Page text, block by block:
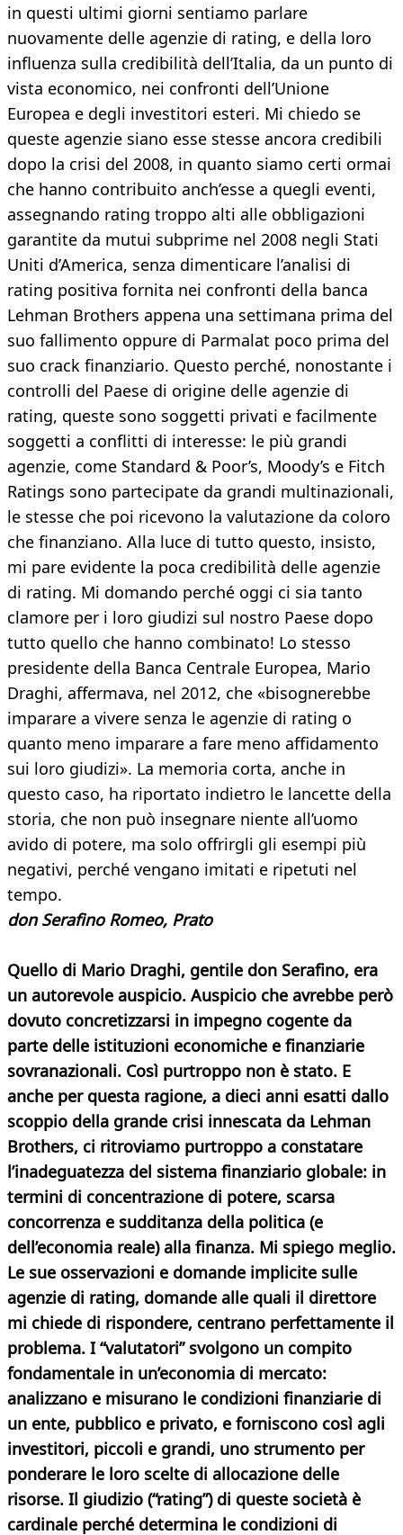
in questi ultimi giorni sentiamo parlare
nuovamente delle agenzie di rating, e della loro
influenza sulla credibilità dell’Italia, da un punto di
vista economico, nei confronti dell’Unione
Europea e degli investitori esteri. Mi chiedo se
queste agenzie siano esse stesse ancora credibili
dopo la crisi del 2008, in quanto siamo certi ormai
che hanno contribuito anch’esse a quegli eventi,
assegnando rating troppo alti alle obbligazioni
garantite da mutui subprime nel 2008 negli Stati
Uniti d’America, senza dimenticare l’analisi di
rating positiva fornita nei confronti della banca
Lehman Brothers appena una settimana prima del
suo fallimento oppure di Parmalat poco prima del
suo crack finanziario. Questo perché, nonostante i
controlli del Paese di origine delle agenzie di
rating, queste sono soggetti privati e facilmente
soggetti a conflitti di interesse: le più grandi
agenzie, come Standard & Poor’s, Moody’s e Fitch
Ratings sono partecipate da grandi multinazionali,
le stesse che poi ricevono la valutazione da coloro
che finanziano. Alla luce di tutto questo, insisto,
mi pare evidente la poca credibilità delle agenzie
di rating. Mi domando perché oggi ci sia tanto
clamore per i loro giudizi sul nostro Paese dopo
tutto quello che hanno combinato! Lo stesso
presidente della Banca Centrale Europea, Mario
Draghi, affermava, nel 2012, che «bisognerebbe
imparare a vivere senza le agenzie di rating o
quanto meno imparare a fare meno affidamento
sui loro giudizi». La memoria corta, anche in
questo caso, ha riportato indietro le lancette della
storia, che non può insegnare niente all’uomo
avido di potere, ma solo offrirgli gli esempi più
negativi, perché vengano imitati e ripetuti nel
tempo.
don Serafino Romeo, Prato
Quello di Mario Draghi, gentile don Serafino, era
un autorevole auspicio. Auspicio che avrebbe però
dovuto concretizzarsi in impegno cogente da
parte delle istituzioni economiche e finanziarie
sovranazionali. Così purtroppo non è stato. E
anche per questa ragione, a dieci anni esatti dallo
scoppio della grande crisi innescata da Lehman
Brothers, ci ritroviamo purtroppo a constatare
l’inadeguatezza del sistema finanziario globale: in
termini di concentrazione di potere, scarsa
concorrenza e sudditanza della politica (e
dell’economia reale) alla finanza. Mi spiego meglio.
Le sue osservazioni e domande implicite sulle
agenzie di rating, domande alle quali il direttore
mi chiede di rispondere, centrano perfettamente il
problema. I “valutatori” svolgono un compito
fondamentale in un’economia di mercato:
analizzano e misurano le condizioni finanziarie di
un ente, pubblico e privato, e forniscono così agli
investitori, piccoli e grandi, uno strumento per
ponderare le loro scelte di allocazione delle
risorse. Il giudizio (“rating”) di queste società è
cardinale perché determina le condizioni di